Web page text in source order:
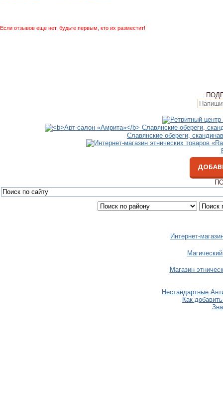
Если отзывов еще нет, будьте первым, кто их разместит!
Славянские обереги,
Интернет-
Магазин
Нестандартные
Как